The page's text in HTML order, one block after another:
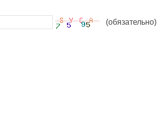
(обязательно)